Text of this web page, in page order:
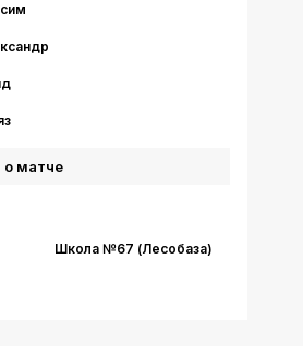
матче
Школа №67 (Лесобаза)